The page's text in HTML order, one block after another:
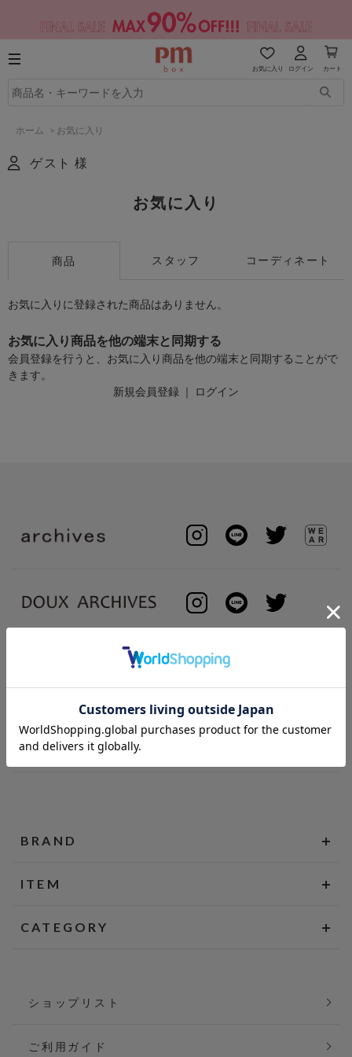
お気に入り ログイン カート
ホーム > お気に入り
ゲスト 様
お気に入り
商品 スタッフ コーディネート
お気に入りに登録された商品はありません。
お気に入り商品を他の端末と同期する
会員登録を行うと、お気に入り商品を他の端末と同期することがで
きます。
新規会員登録 ｜ ログイン
BRAND
ITEM
CATEGORY
ショップリスト
ご利用ガイド